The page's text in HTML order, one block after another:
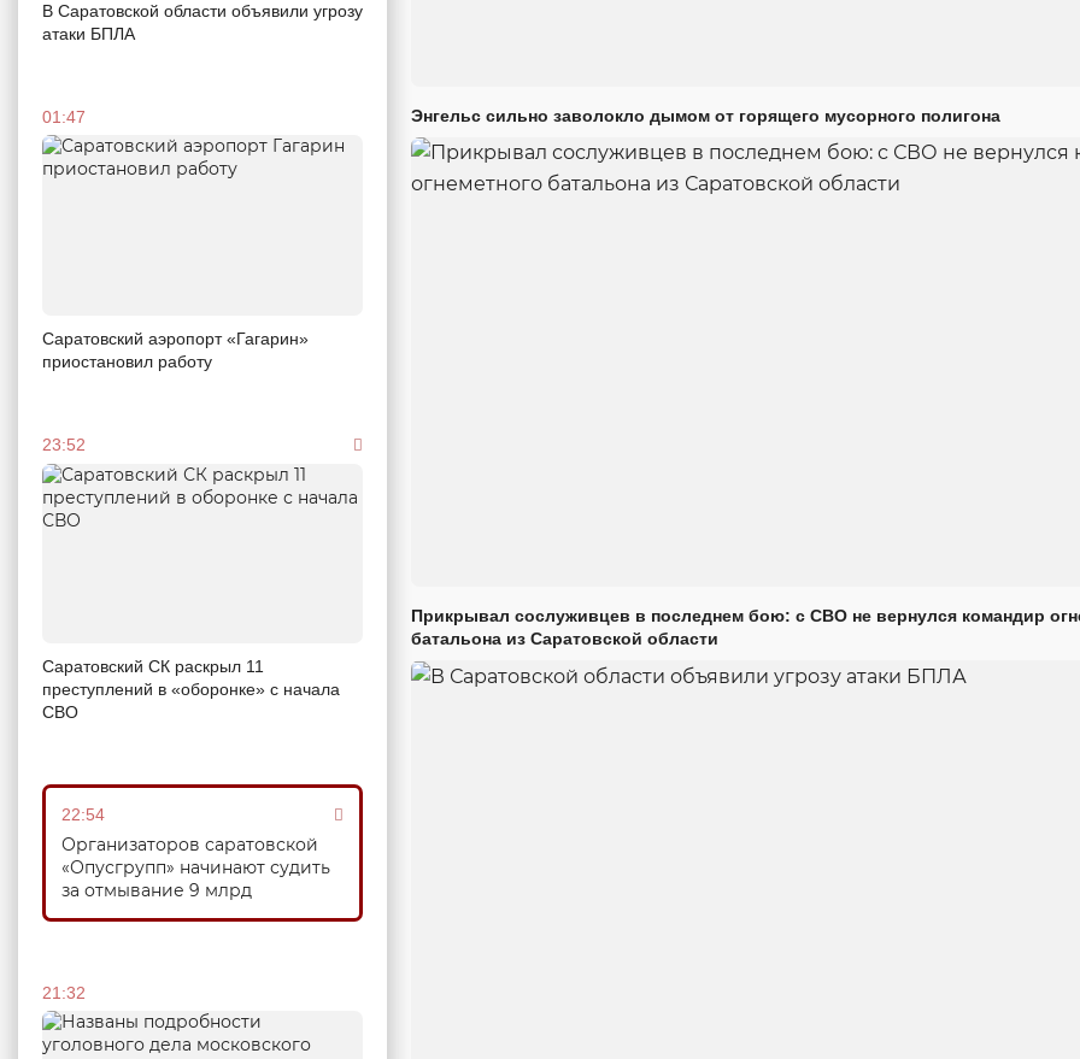
В Саратовской области объявили угрозу
атаки БПЛА
01:47
Саратовский аэропорт «Гагарин»
приостановил работу
23:52
Саратовский СК раскрыл 11
преступлений в «оборонке» с начала
СВО
22:54
Организаторов саратовской
«Опусгрупп» начинают судить
за отмывание 9 млрд
21:32
Энгельс сильно заволокло дымом от горящего мусорного полигона
Прикрывал сослуживцев в последнем бою: с СВО не вернулся командир
батальона из Саратовской области